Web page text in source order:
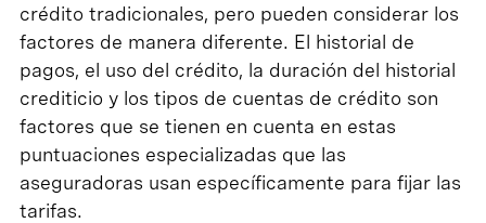
crédito tradicionales, pero pueden considerar los
factores de manera diferente. El historial de
pagos, el uso del crédito, la duración del historial
crediticio y los tipos de cuentas de crédito son
factores que se tienen en cuenta en estas
puntuaciones especializadas que las
aseguradoras usan específicamente para fijar las
tarifas.